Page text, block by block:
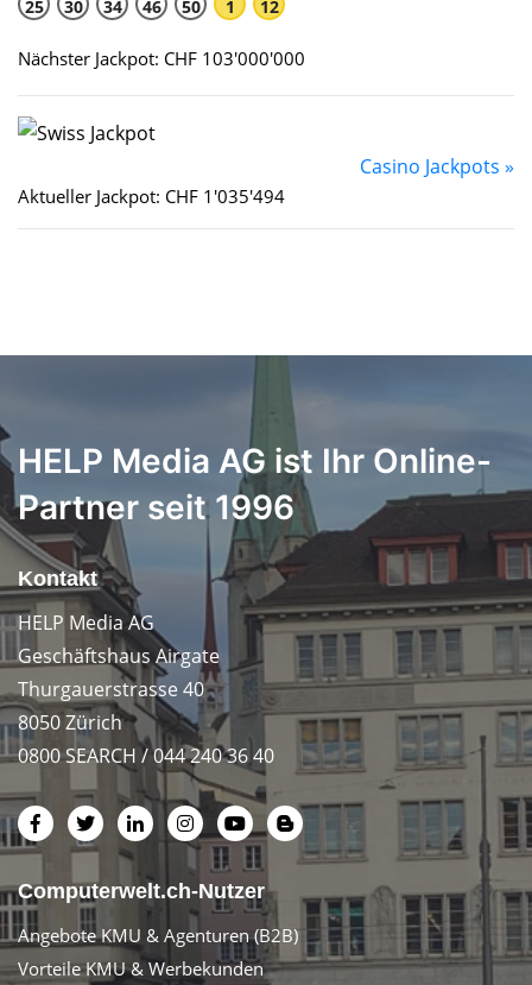
25 30 34 46 50 1 12
Nächster Jackpot: CHF 103'000'000
Casino Jackpots »
Aktueller Jackpot: CHF 1'035'494
HELP Media AG ist Ihr Online-
Partner seit 1996
Kontakt
HELP Media AG
Geschäftshaus Airgate
Thurgauerstrasse 40
8050 Zürich
0800 SEARCH / 044 240 36 40
Computerwelt.ch-Nutzer
Angebote KMU & Agenturen (B2B)
Vorteile KMU & Werbekunden